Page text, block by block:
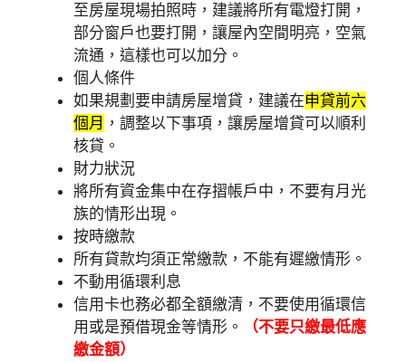
至房屋現場拍照時，建議將所有電燈打開，
部分窗戶也要打開，讓屋內空間明亮，空氣
流通，這樣也可以加分。
個人條件
如果規劃要申請房屋增貸，建議在申貸前六
個月 ，調整以下事項，讓房屋增貸可以順利
核貸。
財力狀況
將所有資金集中在存摺帳戶中，不要有月光
族的情形出現。
按時繳款
所有貸款均須正常繳款，不能有遲繳情形。
不動用循環利息
信用卡也務必都全額繳清，不要使用循環信
用或是預借現金等情形。
（不要只繳最低應
繳金額）